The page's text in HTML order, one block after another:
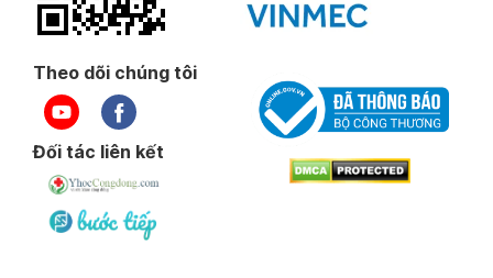
Theo dõi chúng tôi
Đối tác liên kết